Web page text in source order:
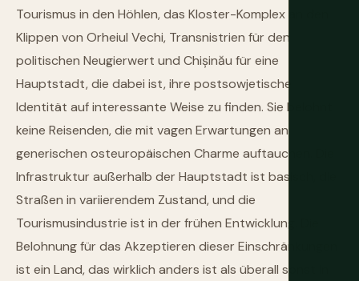
Tourismus in den Höhlen, das Kloster-Komplex an den
Klippen von Orheiul Vechi, Transnistrien für den
politischen Neugierwert und Chișinău für eine
Hauptstadt, die dabei ist, ihre postsowjetische
Identität auf interessante Weise zu finden. Sie belohnt
keine Reisenden, die mit vagen Erwartungen an
generischen osteuropäischen Charme auftauchen. Die
Infrastruktur außerhalb der Hauptstadt ist basisch, die
Straßen in variierendem Zustand, und die
Tourismusindustrie ist in der frühen Entwicklung. Die
Belohnung für das Akzeptieren dieser Einschränkungen
ist ein Land, das wirklich anders ist als überall sonst in